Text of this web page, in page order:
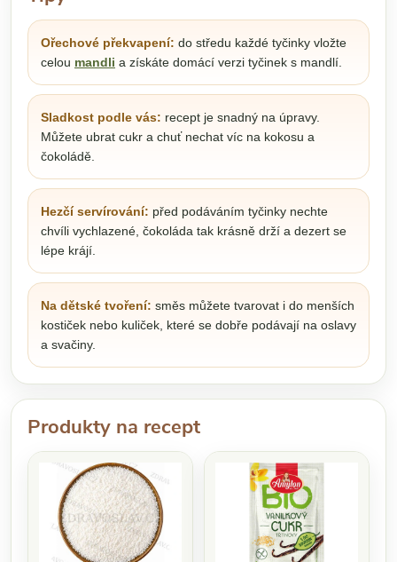
Ořechové překvapení: do středu každé tyčinky vložte
celou mandli a získáte domácí verzi tyčinek s mandlí.
Sladkost podle vás: recept je snadný na úpravy.
Můžete ubrat cukr a chuť nechat víc na kokosu a
čokoládě.
Hezčí servírování: před podáváním tyčinky nechte
chvíli vychlazené, čokoláda tak krásně drží a dezert se
lépe krájí.
Na dětské tvoření: směs můžete tvarovat i do menších
kostiček nebo kuliček, které se dobře podávají na oslavy
a svačiny.
Produkty na recept